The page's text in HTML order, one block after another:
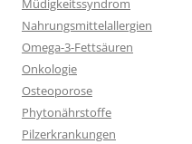
Müdigkeitssyndrom
Nahrungsmittelallergien
Omega-3-Fettsäuren
Onkologie
Osteoporose
Phytonährstoffe
Pilzerkrankungen